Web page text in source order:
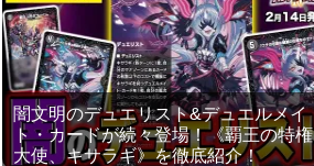
闇文明のデュエリスト&デュエルメイ
ト・カードが続々登場！《覇王の特権
大使、キサラギ》を徹底紹介！